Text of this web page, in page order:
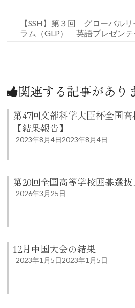
【SSH】第３回 グローバル
ラム（GLP） 英語プレゼンテ
関連する記事があり
第47回文部科学大臣杯全国
【結果報告】
2023年8月4日2023年8月4日
第20回全国高等学校囲碁選
2026年3月25日
12月中国大会の結果
2023年1月5日2023年1月5日